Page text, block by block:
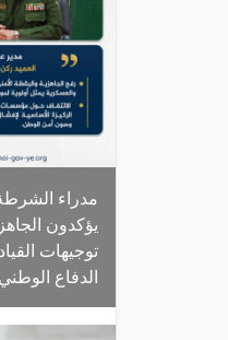
مدراء
يؤكدون
توجيهات
الدفاع